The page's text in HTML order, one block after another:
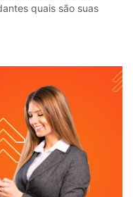
quais são suas